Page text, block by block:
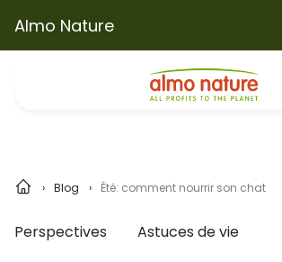
Almo Nature
Blog Été: comment nourrir son chat
Perspectives Astuces de vie